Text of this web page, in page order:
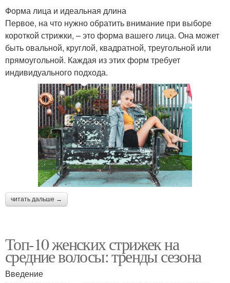
Форма лица и идеальная длина
Первое, на что нужно обратить внимание при выборе
короткой стрижки, – это форма вашего лица. Она может
быть овальной, круглой, квадратной, треугольной или
прямоугольной. Каждая из этих форм требует
индивидуального подхода.
читать дальше →
Топ-10 женских стрижек на
средние волосы: тренды сезона
Введение